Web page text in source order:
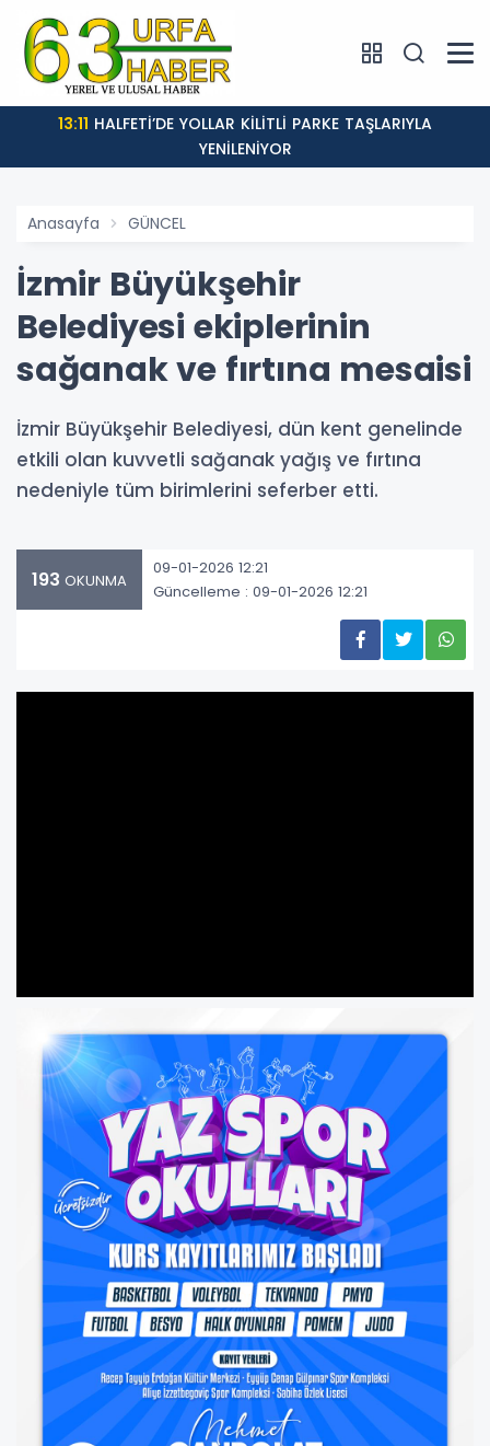
13:11
YENİLENİYOR
Anasayfa GÜNCEL
İzmir Büyükşehir
Belediyesi ekiplerinin
sağanak ve fırtına mesaisi
İzmir Büyükşehir Belediyesi, dün kent genelinde
etkili olan kuvvetli sağanak yağış ve fırtına
nedeniyle tüm birimlerini seferber etti.
193 OKUNMA
09-01-2026 12:21
Güncelleme : 09-01-2026 12:21